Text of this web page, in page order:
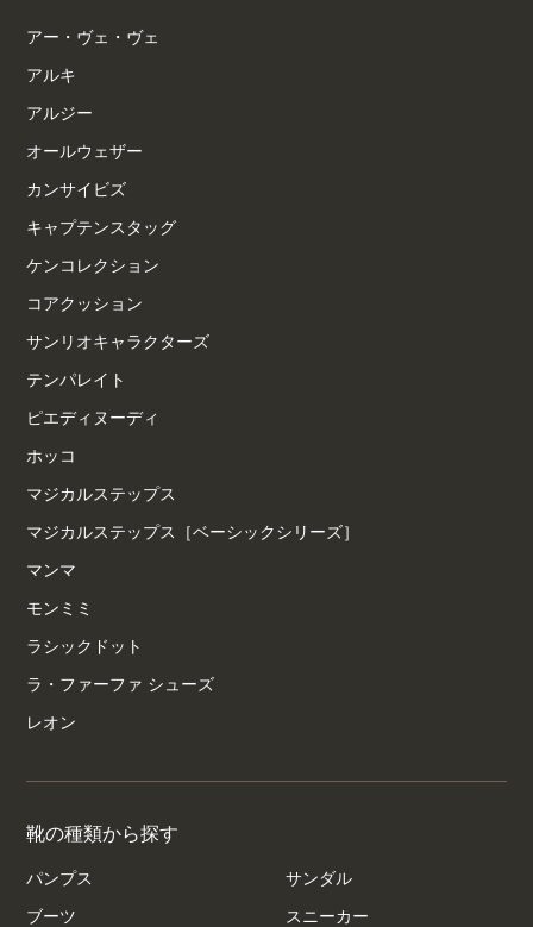
アー・ヴェ・ヴェ
アルキ
アルジー
オールウェザー
カンサイビズ
キャプテンスタッグ
ケンコレクション
コアクッション
サンリオキャラクターズ
テンパレイト
ピエディヌーディ
ホッコ
マジカルステップス
マジカルステップス［ベーシックシリーズ］
マンマ
モンミミ
ラシックドット
ラ・ファーファ シューズ
レオン
靴の種類から探す
パンプス サンダル
ブーツ スニーカー